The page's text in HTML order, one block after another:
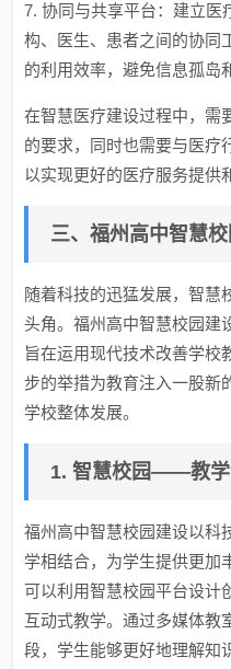
7. 协同与共享平台：建立医
构、医生、患者之间的协同
的利用效率，避免信息孤岛
在智慧医疗建设过程中，需
的要求，同时也需要与医疗
以实现更好的医疗服务提供
三、福州高中智慧
随着科技的迅猛发展，智慧
头角。福州高中智慧校园建
旨在运用现代技术改善学校
步的举措为教育注入一股新
学校整体发展。
1. 智慧校园——教学
福州高中智慧校园建设以科
学相结合，为学生提供更加
可以利用智慧校园平台设计
互动式教学。通过多媒体教
段，学生能够更好地理解知